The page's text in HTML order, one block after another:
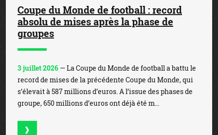
Coupe du Monde de football : record
absolu de mises après la phase de
groupes
3 juillet 2026 — La Coupe du Monde de football a battu le
record de mises de la précédente Coupe du Monde, qui
s’élevait à 587 millions d’euros. A l’issue des phases de
groupe, 650 millions d’euros ont déjà été m...